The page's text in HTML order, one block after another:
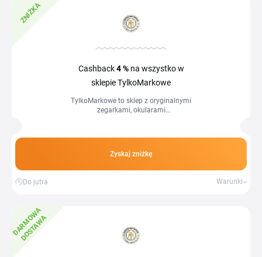
pozwala Ci kupić ulubiony zegarek lub okulary w lepszej
cenie, bez kompromisu na jakości. Każdy produkt pochodzi
od autoryzowanych dostawców, a sklep oferuje szybką
wysyłkę oraz 30 dni na zwrot. Skorzystaj z aktualnej
zamów markowe akcesoria w atrakcyjnej cenie.
ZNIŻKA
Cashback4 %na wszystko w
sklepie TylkoMarkowe
TylkoMarkowe to sklep z oryginalnymi
zegarkami, okularami
inne uznane marki...
Zyskaj zniżkę
Do jutra Warunki
D
A
R
M
O
W
A
D
O
S
T
A
W
A